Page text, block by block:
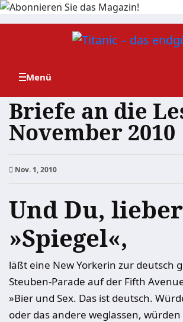
Zum
Briefe an die
November 2010
Nov. 1, 2010
Und Du, lieber
»Spiegel«,
läßt eine New Yorkerin zur deutsch
Steuben-Parade auf der Fifth
»Bier und Sex. Das ist deutsch.
oder das andere weglassen,